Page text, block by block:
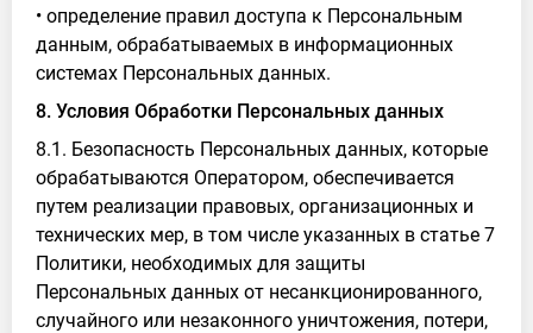
• определение правил доступа к Персональным
данным, обрабатываемых в информационных
системах Персональных данных.
8. Условия Обработки Персональных данных
8.1. Безопасность Персональных данных, которые
обрабатываются Оператором, обеспечивается
путем реализации правовых, организационных и
технических мер, в том числе указанных в статье 7
Политики, необходимых для защиты
Персональных данных от несанкционированного,
случайного или незаконного уничтожения, потери,